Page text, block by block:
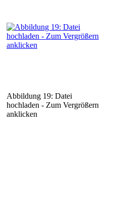
Abbildung 19: Datei
hochladen - Zum Vergrößern
anklicken